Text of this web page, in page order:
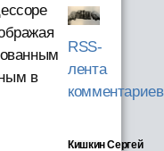
в
RSS-
лента
комментариев
Кишкин Сергей